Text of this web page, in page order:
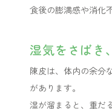
食後の膨満感や消化
湿気をさばき
陳皮は、体内の余分
があります。
湿が溜まると、重だ